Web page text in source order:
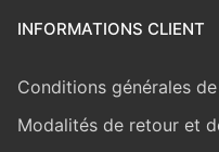
INFORMATIONS CLIENT
Conditions générales
Modalités de retour et